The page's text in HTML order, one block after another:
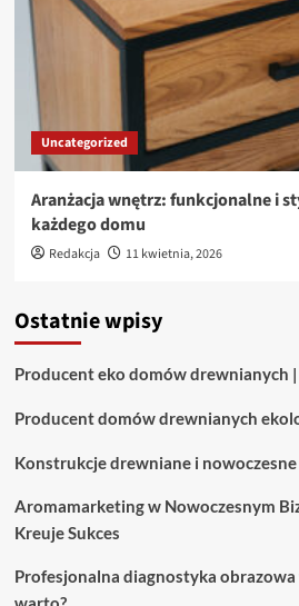
Uncategorized
Aranżacja wnętrz: funkcjonalne i
każdego domu
Redakcja 11 kwietnia, 2026
Ostatnie wpisy
Producent eko domów drewnianych
Producent domów drewnianych
Konstrukcje drewniane i
Aromamarketing w Nowoczesnym
Kreuje Sukces
Profesjonalna diagnostyka obrazowa